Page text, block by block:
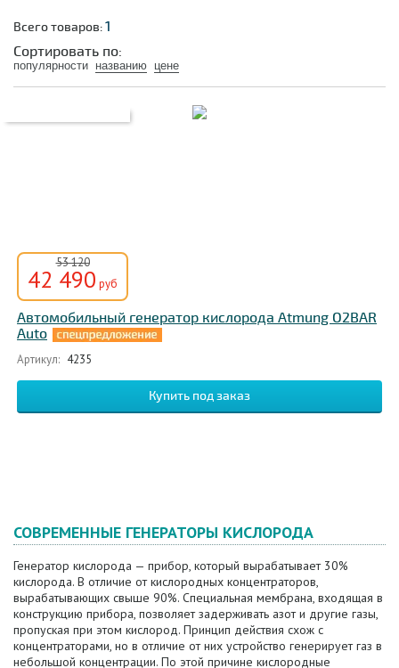
Всего товаров:1
Сортировать по:
популярности названию цене
53 120
42 490 руб
Автомобильный генератор кислорода Atmung O2BAR
Auto
Артикул: 4235
СОВРЕМЕННЫЕ ГЕНЕРАТОРЫ КИСЛОРОДА
Генератор кислорода — прибор, который вырабатывает 30%
кислорода. В отличие от кислородных концентраторов,
вырабатывающих свыше 90%. Специальная мембрана, входящая в
конструкцию прибора, позволяет задерживать азот и другие газы,
пропуская при этом кислород. Принцип действия схож с
концентраторами, но в отличие от них устройство генерирует газ в
небольшой концентрации. По этой причине кислородные